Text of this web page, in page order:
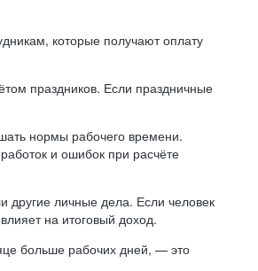
которые получают оплату
праздников. Если праздничные
нормы рабочего времени.
и ошибок при расчёте
другие личные дела. Если человек
на итоговый доход.
больше рабочих дней, — это